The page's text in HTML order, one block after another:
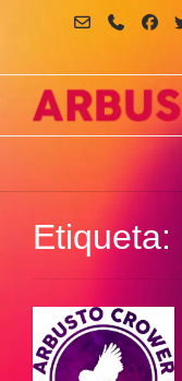
contenido
Etiqueta: